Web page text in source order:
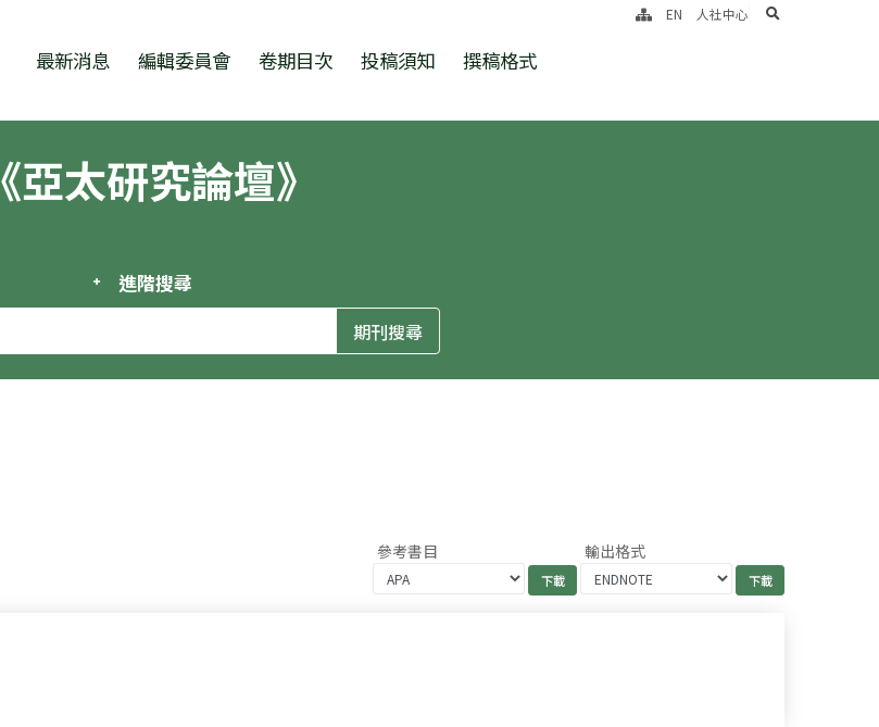
最新消息 編輯委員會 卷期目次 投稿須知 撰稿格式
EN 人社中心 search
《亞太研究論壇》
進階搜尋
參考書目 輸出格式